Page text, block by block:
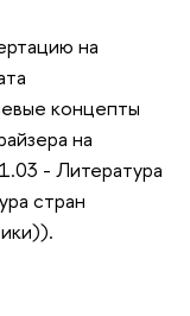
на
концепты
на
- Литература
стран